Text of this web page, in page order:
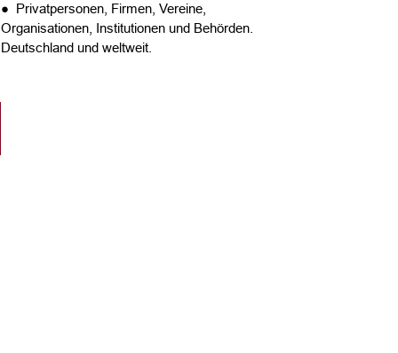
● Privatpersonen, Firmen, Vereine,
Organisationen, Institutionen und Behörden.
Deutschland und weltweit.